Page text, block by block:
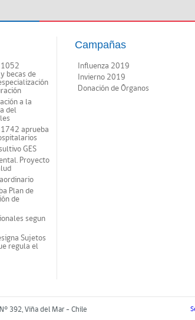
1052
becas de
a la
del
1742 aprueba
GES
Proyecto
Plan de
de
segun
Sujetos
regula el
Campañas
Influenza 2019
Invierno 2019
Donación de Órganos
392, Viña del Mar - Chile